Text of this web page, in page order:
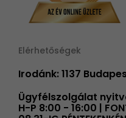
Elérhetőségek
Irodánk: 1137
Ügyfélszolgálat
H-P 8:00 - 16:00 |